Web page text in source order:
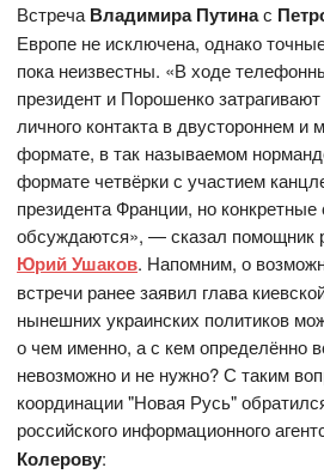
ВстречаВладимира Путинас
Европе не исключена, однако
пока неизвестны. «В ходе
президент и Порошенко
личного контакта в двустороннем и
формате, в так называемом
формате четвёрки с участием
президента Франции, но конкретные
обсуждаются», — сказал помощник
Юрий Ушаков. Напомним, о
встречи ранее заявил глава
нынешних украинских политиков
о чем именно, а с кем определённо
невозможно и не нужно? С таким
координации "Новая Русь"
российского информационного
Колерову: